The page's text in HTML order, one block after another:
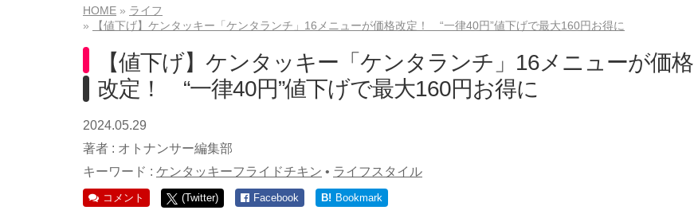
HOME
ライフ
【値下げ】ケンタッキー「ケンタランチ」16メニューが価格改定！ “一律40円”値下げで最大160円お得に
【値下げ】ケンタッキー「ケンタランチ」16メニューが価格
改定！ “一律40円”値下げで最大160円お得に
2024.05.29
著者 : オトナンサー編集部
キーワード : ケンタッキーフライドチキン • ライフスタイル
コメント (Twitter) Facebook B! Bookmark